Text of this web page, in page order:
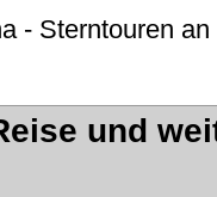
- Sterntouren
und